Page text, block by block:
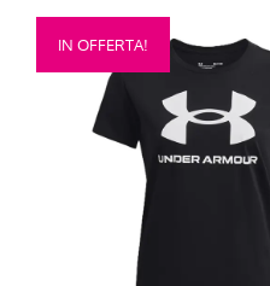
IN OFFERTA!
Questo
prodotto